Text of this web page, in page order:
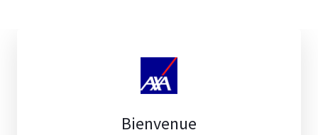
Bienvenue